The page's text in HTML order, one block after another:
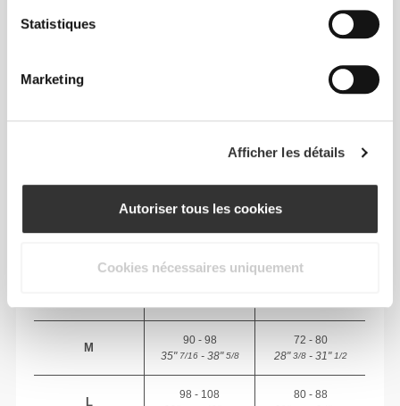
Statistiques
Marketing
Afficher les détails
Autoriser tous les cookies
Cookies nécessaires uniquement
Liberté totale de mouvement. Une coupe
confortable et décontractée pour un look casual.
TAILLE RECOMMANDÉE EN FONCTION DE
TES MENSURATIONS
TAILLE
74 - 82
56 - 64
M
90 - 98
35"7/16- 38"5/8
72 - 80
28"3/8- 31"1/2
L
98 - 108
80 - 88